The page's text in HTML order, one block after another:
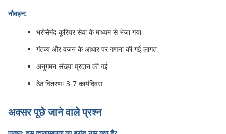
नौवहन:
भरोसेमंद कूरियर सेवा के माध्यम से भेजा गया
गंतव्य और वजन के आधार पर गणना की गई लागत
अनुगमन संख्या प्रदान की गई
ठेठ वितरणः 3-7 कार्यदिवस
अक्सर पूछे जाने वाले प्रश्न